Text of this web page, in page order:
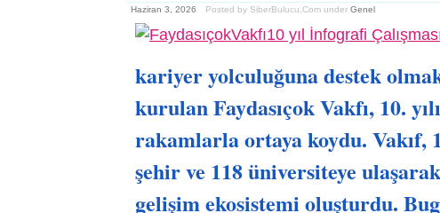
Haziran 3, 2026 Posted by SiberBulucu.Com under Genel
kariyer yolculuğuna destek
kurulan Faydasıçok Vakfı, 10.
rakamlarla ortaya koydu. Vakıf,
şehir ve 118 üniversiteye
gelişim ekosistemi oluşturdu.